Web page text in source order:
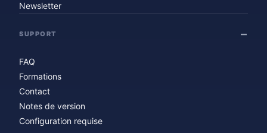
Newsletter
SUPPORT
FAQ
Formations
Contact
Notes de version
Configuration requise